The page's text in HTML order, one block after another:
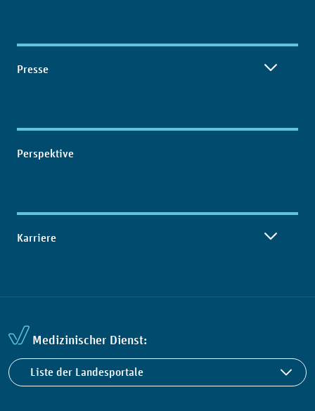
Presse
Perspektive
Karriere
Medizinischer Dienst:
Liste der Landesportale